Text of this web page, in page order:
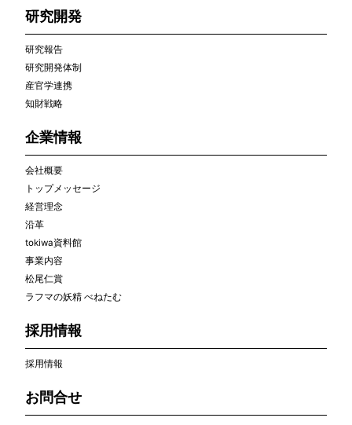
研究開発
研究報告
研究開発体制
産官学連携
知財戦略
企業情報
会社概要
トップメッセージ
経営理念
沿革
tokiwa資料館
事業内容
松尾仁賞
ラフマの妖精 べねたむ
採用情報
採用情報
お問合せ